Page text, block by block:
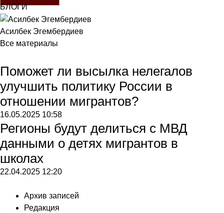
БЛОГИ
Асилбек Эгембердиев
Все материалы
Поможет ли высылка нелегалов
улучшить политику России в
отношении мигрантов?
16.05.2025 10:58
Регионы будут делиться с МВД
данными о детях мигрантов в
школах
22.04.2025 12:20
Архив записей
Редакция